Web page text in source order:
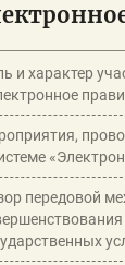
и характер
передовой